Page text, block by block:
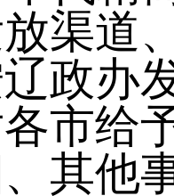
渠道
政办
市给
他